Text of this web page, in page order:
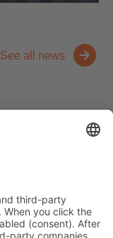
See all news